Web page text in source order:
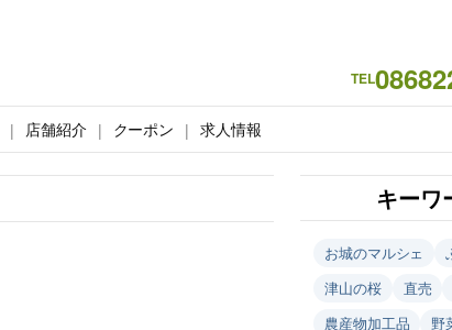
TEL
店舗紹介 クーポン 求人情報
キーワ
お城のマルシェ
津山の桜
直売
農産物加工品
野